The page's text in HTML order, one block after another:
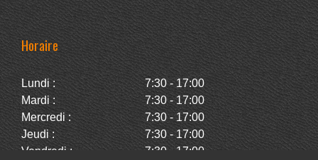
Horaire
Lundi :
7:30 - 17:00
Mardi :
7:30 - 17:00
Mercredi :
7:30 - 17:00
Jeudi :
7:30 - 17:00
Vendredi :
7:30 - 17:00